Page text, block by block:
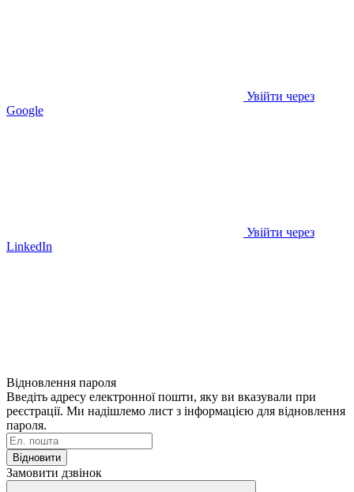
Увійти через
Google
Увійти через
LinkedIn
Відновлення пароля
Введіть адресу електронної пошти, яку ви вказували при
реєстрації. Ми надішлемо лист з інформацією для відновлення
пароля.
Відновити
Замовити дзвінок